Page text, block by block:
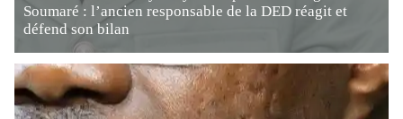
Soumaré : l’ancien responsable de la DED réagit et
défend son bilan